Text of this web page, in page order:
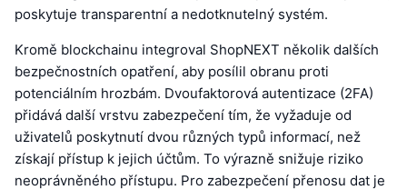
poskytuje transparentní a nedotknutelný systém.
Kromě blockchainu integroval ShopNEXT několik dalších
bezpečnostních opatření, aby posílil obranu proti
potenciálním hrozbám. Dvoufaktorová autentizace (2FA)
přidává další vrstvu zabezpečení tím, že vyžaduje od
uživatelů poskytnutí dvou různých typů informací, než
získají přístup k jejich účtům. To výrazně snižuje riziko
neoprávněného přístupu. Pro zabezpečení přenosu dat je